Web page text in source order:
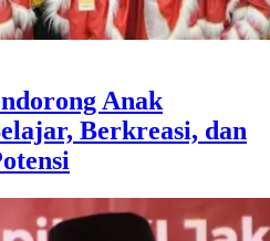
Anak
Berkreasi, dan